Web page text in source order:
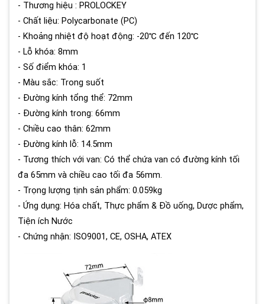
- Thương hiệu : PROLOCKEY
- Chất liệu: Polycarbonate (PC)
- Khoảng nhiệt độ hoạt động: -20℃ đến 120℃
- Lỗ khóa: 8mm
- Số điểm khóa: 1
- Màu sắc: Trong suốt
- Đường kính tổng thể: 72mm
- Đường kính trong: 66mm
- Chiều cao thân: 62mm
- Đường kính lỗ: 14.5mm
- Tương thích với van: Có thể chứa van có đường kính tối
đa 65mm và chiều cao tối đa 56mm.
- Trọng lượng tịnh sản phẩm: 0.059kg
- Ứng dụng: Hóa chất, Thực phẩm & Đồ uống, Dược phẩm,
Tiện ích Nước
- Chứng nhận: ISO9001, CE, OSHA, ATEX